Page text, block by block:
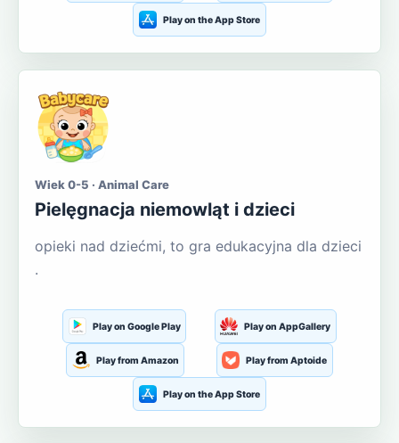
Play on the App Store
Wiek 0-5 · Animal Care
Pielęgnacja niemowląt i dzieci
opieki nad dziećmi, to gra edukacyjna dla dzieci
.
Play on Google Play Play on AppGallery
Play from Amazon Play from Aptoide
Play on the App Store